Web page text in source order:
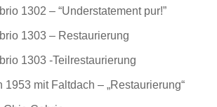
1302 – “Understatement pur!”
1303 – Restaurierung
1303 -Teilrestaurierung
1953 mit Faltdach – „Restaurierung“